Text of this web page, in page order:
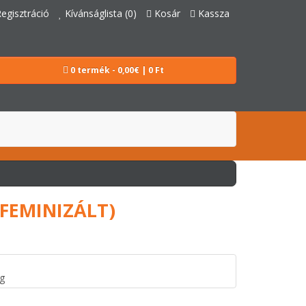
Kívánságlista (0) Kosár Kassza
0 termék - 0,00€ | 0 Ft